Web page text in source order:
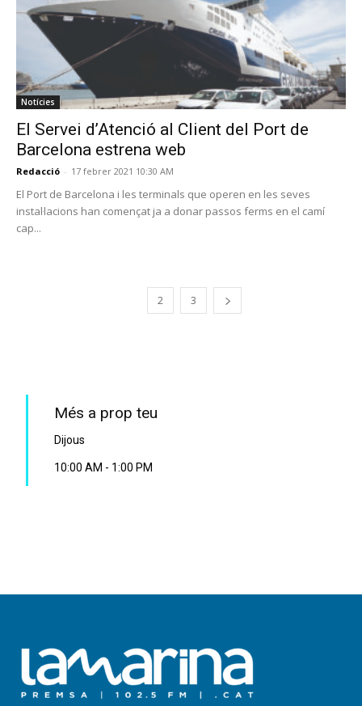
Notícies
El Servei d’Atenció al Client del Port de
Barcelona estrena web
Redacció - 17 febrer 2021 10:30 AM
El Port de Barcelona i les terminals que operen en les seves
instal·lacions han començat ja a donar passos ferms en el camí
cap...
2 3
Més a prop teu
Dijous
10:00 AM - 1:00 PM